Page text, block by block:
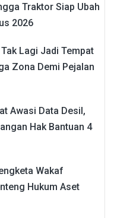
Traktor Siap Ubah
2026
Lagi Jadi Tempat
Zona Demi Pejalan
Awasi Data Desil,
Hak Bantuan 4
Wakaf
Hukum Aset